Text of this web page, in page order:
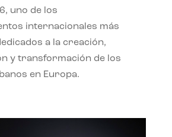
uno de los
internacionales más
a la creación,
y transformación de los
en Europa.